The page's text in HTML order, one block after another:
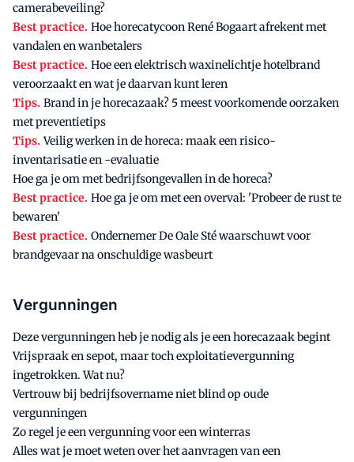
camerabeveiling?
Best practice. Hoe horecatycoon René Bogaart afrekent met
vandalen en wanbetalers
Best practice. Hoe een elektrisch waxinelichtje hotelbrand
veroorzaakt en wat je daarvan kunt leren
Tips. Brand in je horecazaak? 5 meest voorkomende oorzaken
met preventietips
Tips. Veilig werken in de horeca: maak een risico-
inventarisatie en -evaluatie
Hoe ga je om met bedrijfsongevallen in de horeca?
Best practice. Hoe ga je om met een overval: 'Probeer de rust te
bewaren'
Best practice. Ondernemer De Oale Sté waarschuwt voor
brandgevaar na onschuldige wasbeurt
Vergunningen
Deze vergunningen heb je nodig als je een horecazaak begint
Vrijspraak en sepot, maar toch exploitatievergunning
ingetrokken. Wat nu?
Vertrouw bij bedrijfsovername niet blind op oude
vergunningen
Zo regel je een vergunning voor een winterras
Alles wat je moet weten over het aanvragen van een